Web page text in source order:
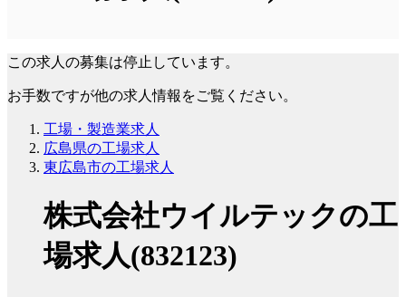
この求人の募集は停止しています。
お手数ですが他の求人情報をご覧ください。
工場・製造業求人
広島県の工場求人
東広島市の工場求人
株式会社ウイルテックの工
場求人(832123)